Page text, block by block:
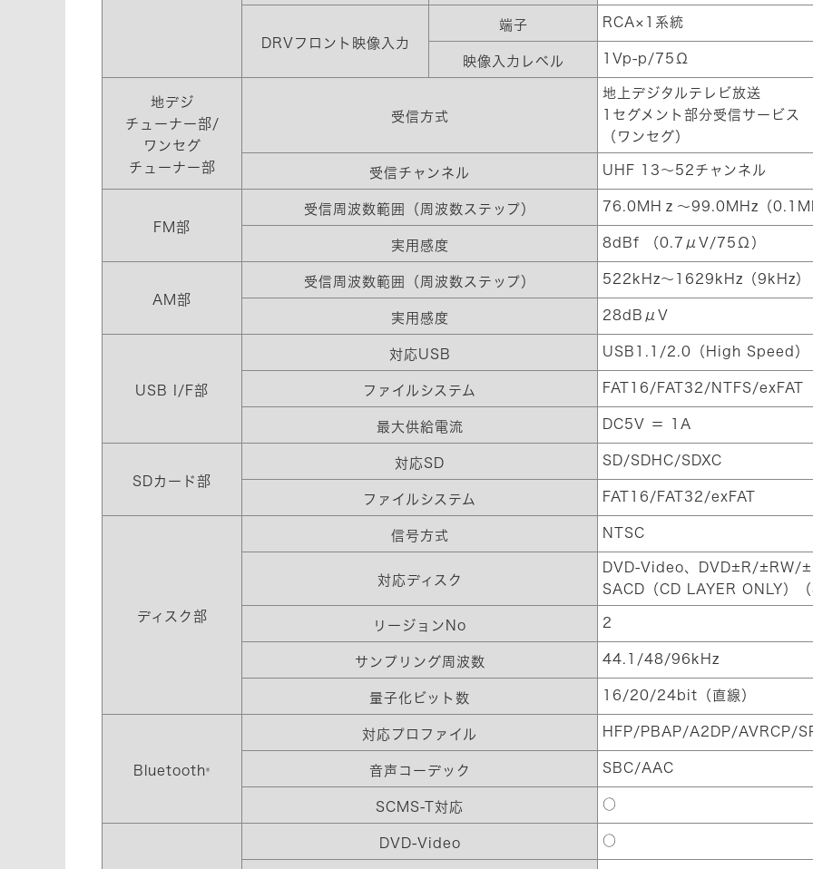
DRVフロント映像入力
端子 RCA×1系統
映像入力レベル 1Vp-p/75Ω
地デジ
チューナー部/
ワンセグ
チューナー部
受信方式
地上デジタルテレビ放送
1セグメント部分受信サービス
（ワンセグ）
受信チャンネル UHF 13～52チャンネル
FM部
受信周波数範囲（周波数ステップ） 76.0MHｚ～99.0MHz（
実用感度 8dBf （0.7μV/75Ω）
AM部
受信周波数範囲（周波数ステップ） 522kHz～1629kHz（9kHz）
実用感度 28dBμV
USB I/F部
対応USB USB1.1/2.0（High Speed）
ファイルシステム FAT16/FAT32/NTFS/exFAT
最大供給電流 DC5V ＝ 1A
SDカード部
対応SD SD/SDHC/SDXC
ファイルシステム FAT16/FAT32/exFAT
ディスク部
信号方式 NTSC
対応ディスク
DVD-Video、DVD±R/±RW/
SACD（CD LAYER ONLY）
リージョンNo 2
サンプリング周波数 44.1/48/96kHz
量子化ビット数 16/20/24bit（直線）
Bluetooth ®
対応プロファイル HFP/PBAP/A2DP/AVRCP/
音声コーデック SBC/AAC
SCMS-T対応 ○
DVD-Video ○